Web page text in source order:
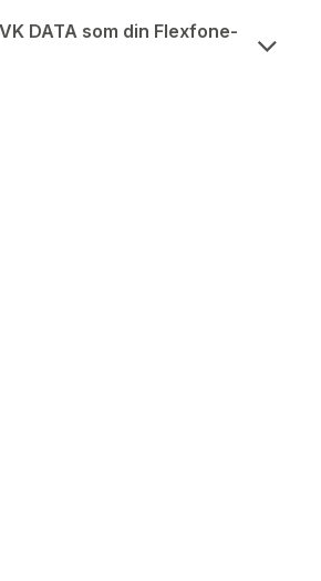
DATA som din Flexfone-